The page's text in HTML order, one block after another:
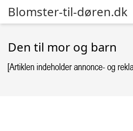
Blomster-til-døren.dk
Den til mor og barn